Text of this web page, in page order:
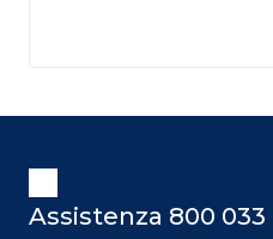
Assistenza 800 033